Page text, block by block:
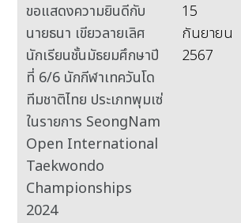
ขอแสดงความยินดีกับ
นายธนา เขียวลายเลิศ
นักเรียนชั้นมัธยมศึกษาปี
ที่ 6/6 นักกีฬาเทควันโด
ทีมชาติไทย ประเภทพุมเซ่
ในรายการ SeongNam
Open International
Taekwondo
Championships
2024
15
กันยายน
2567